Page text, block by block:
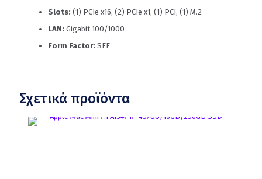
Slots: (1) PCIe x16, (2) PCIe x1, (1) PCI, (1) M.2
LAN: Gigabit 100/1000
Form Factor: SFF
Σχετικά προϊόντα